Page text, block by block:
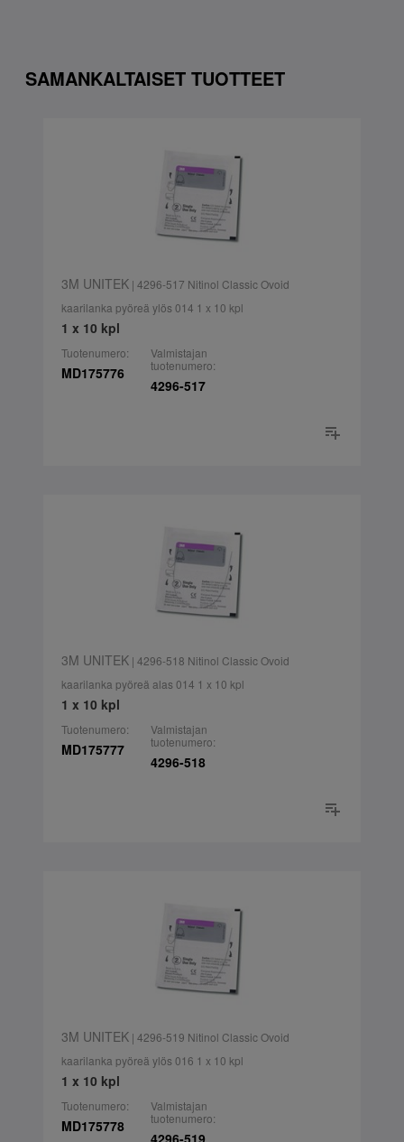
SAMANKALTAISET TUOTTEET
3M UNITEK| 4296-517 Nitinol Classic Ovoid
kaarilanka pyöreä ylös 014 1 x 10 kpl
1 x 10 kpl
Tuotenumero:
MD175776
Valmistajan
tuotenumero:
4296-517
3M UNITEK| 4296-518 Nitinol Classic Ovoid
kaarilanka pyöreä alas 014 1 x 10 kpl
1 x 10 kpl
Tuotenumero:
MD175777
Valmistajan
tuotenumero:
4296-518
3M UNITEK| 4296-519 Nitinol Classic Ovoid
kaarilanka pyöreä ylös 016 1 x 10 kpl
1 x 10 kpl
Tuotenumero:
MD175778
Valmistajan
tuotenumero:
4296-519